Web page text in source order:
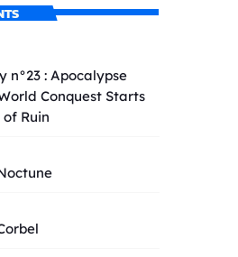
n°23 : Apocalypse
Conquest Starts
Ruin